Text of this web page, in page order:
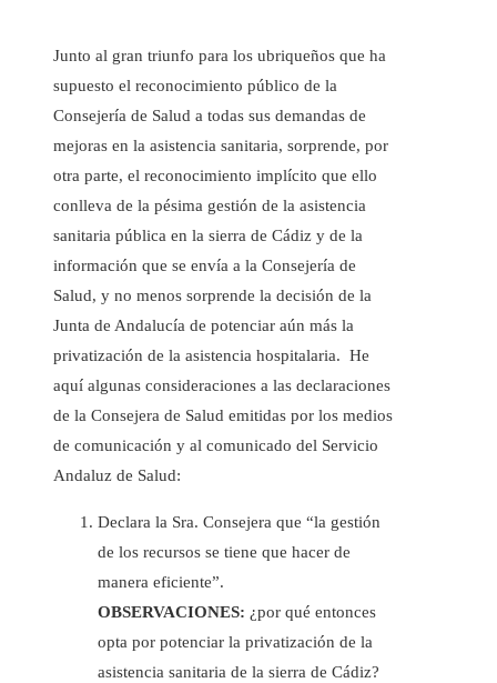
Junto al gran triunfo para los ubriqueños que ha
supuesto el reconocimiento público de la
Consejería de Salud a todas sus demandas de
mejoras en la asistencia sanitaria, sorprende, por
otra parte, el reconocimiento implícito que ello
conlleva de la pésima gestión de la asistencia
sanitaria pública en la sierra de Cádiz y de la
información que se envía a la Consejería de
Salud, y no menos sorprende la decisión de la
Junta de Andalucía de potenciar aún más la
privatización de la asistencia hospitalaria. He
aquí algunas consideraciones a las declaraciones
de la Consejera de Salud emitidas por los medios
de comunicación y al comunicado del Servicio
Andaluz de Salud:
Declara la Sra. Consejera que “la gestión
de los recursos se tiene que hacer de
manera eficiente”.
OBSERVACIONES: ¿por qué entonces
opta por potenciar la privatización de la
asistencia sanitaria de la sierra de Cádiz?